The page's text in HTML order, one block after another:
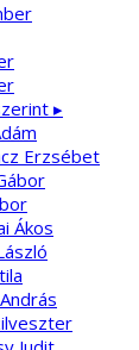
▸
Erzsébet
Ákos